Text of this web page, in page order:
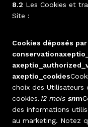
8.2 Les Cookies et
Site :
Cookies déposés
axeptio_cookies
choix des Utilisateurs
cookies.12 mois snm
des informations
au marketing. Notez